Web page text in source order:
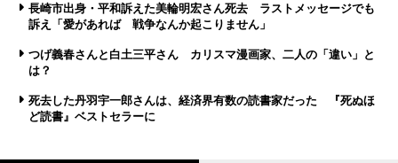
長崎市出身・平和訴えた美輪明宏さん死去 ラストメッセージでも
訴え「愛があれば 戦争なんか起こりません」
つげ義春さんと白土三平さん カリスマ漫画家、二人の「違い」と
は？
死去した丹羽宇一郎さんは、経済界有数の読書家だった 『死ぬほ
ど読書』ベストセラーに